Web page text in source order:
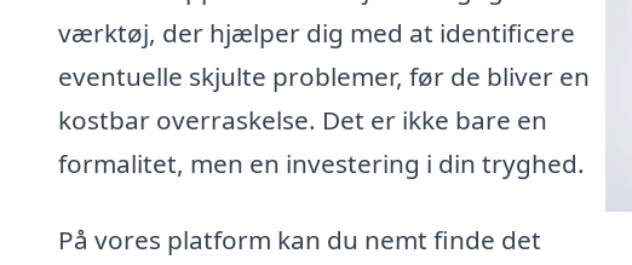
værktøj, der hjælper dig med at identificere
eventuelle skjulte problemer, før de bliver en
kostbar overraskelse. Det er ikke bare en
formalitet, men en investering i din tryghed.
På vores platform kan du nemt finde det